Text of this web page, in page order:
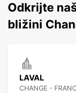
Odkrijte
bližini
LAVAL
CHANGE -